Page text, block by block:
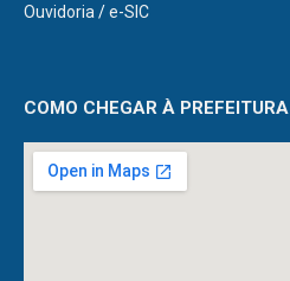
Ouvidoria /e-SIC
COMO CHEGAR À PREFEITURA